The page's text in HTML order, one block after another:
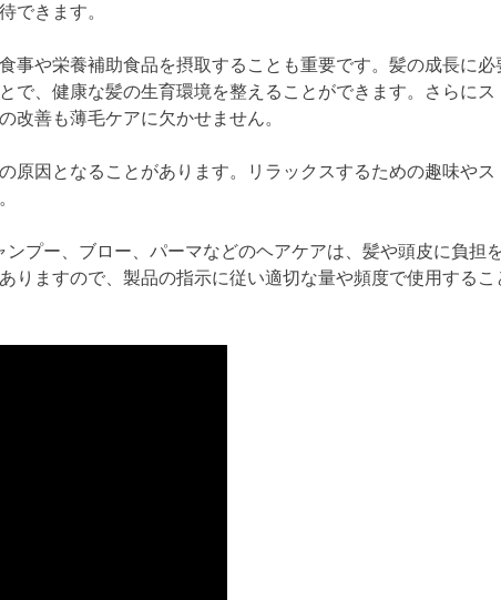
できます。
事や栄養補助食品を摂取することも重要です。髪の成長に必
で、健康な髪の生育環境を整えることができます。さらにス
改善も薄毛ケアに欠かせません。
原因となることがあります。リラックスするための趣味やス
プー、ブロー、パーマなどのヘアケアは、髪や頭皮に負担
りますので、製品の指示に従い適切な量や頻度で使用するこ